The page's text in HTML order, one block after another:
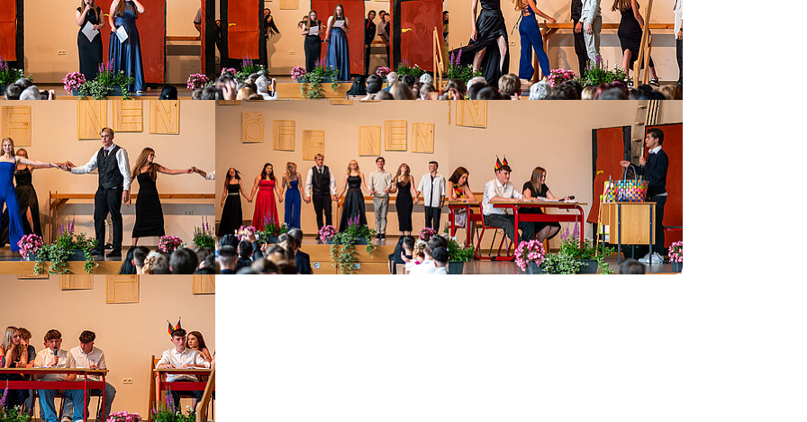
larger version Show larger version Show larger version
larger version